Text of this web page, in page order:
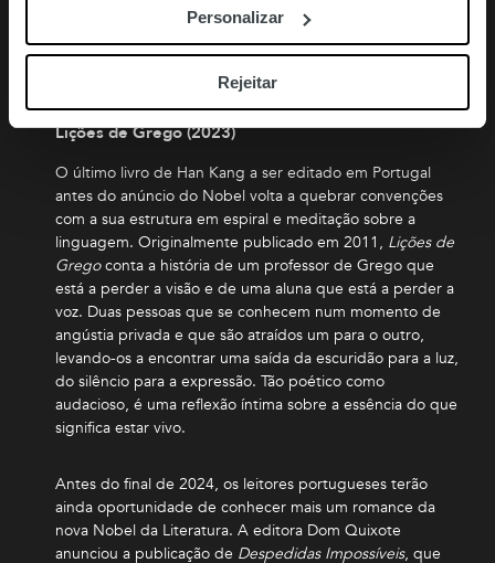
Personalizar
Rejeitar
embrulhou a filha que nunca iria ver crescer… Refletindo
sobre o luto, o renascimento e a tenacidade do espírito
humano, é ainda uma investigação sobre a beleza, a
fragilidade e a estranheza da vida.
Lições de Grego (2023)
O último livro de Han Kang a ser editado em Portugal
antes do anúncio do Nobel volta a quebrar convenções
com a sua estrutura em espiral e meditação sobre a
linguagem. Originalmente publicado em 2011, Lições de
Gregoconta a história de um professor de Grego que
está a perder a visão e de uma aluna que está a perder a
voz. Duas pessoas que se conhecem num momento de
angústia privada e que são atraídos um para o outro,
levando-os a encontrar uma saída da escuridão para a luz,
do silêncio para a expressão. Tão poético como
audacioso, é uma reflexão íntima sobre a essência do que
significa estar vivo.
Antes do final de 2024, os leitores portugueses terão
ainda oportunidade de conhecer mais um romance da
nova Nobel da Literatura. A editora Dom Quixote
anunciou a publicação de Despedidas Impossíveis, que